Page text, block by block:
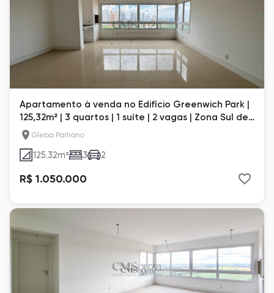
Apartamento à venda no Edifício Greenwich Park |
125,32m² | 3 quartos | 1 suíte | 2 vagas | Zona Sul de
Londrina
Gleba Palhano
125.32m² 3 2
R$ 1.050.000